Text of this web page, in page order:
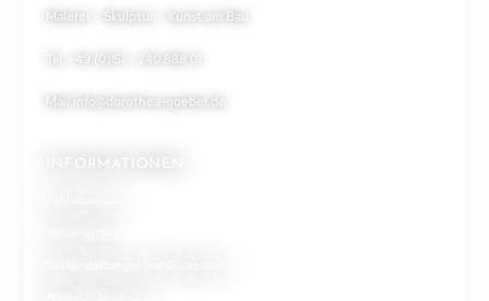
Malerei – Skulptur – Kunst am Bau
Tel. +49 (0)151 – 240 888 01
Mail info@dorothea-goebel.de